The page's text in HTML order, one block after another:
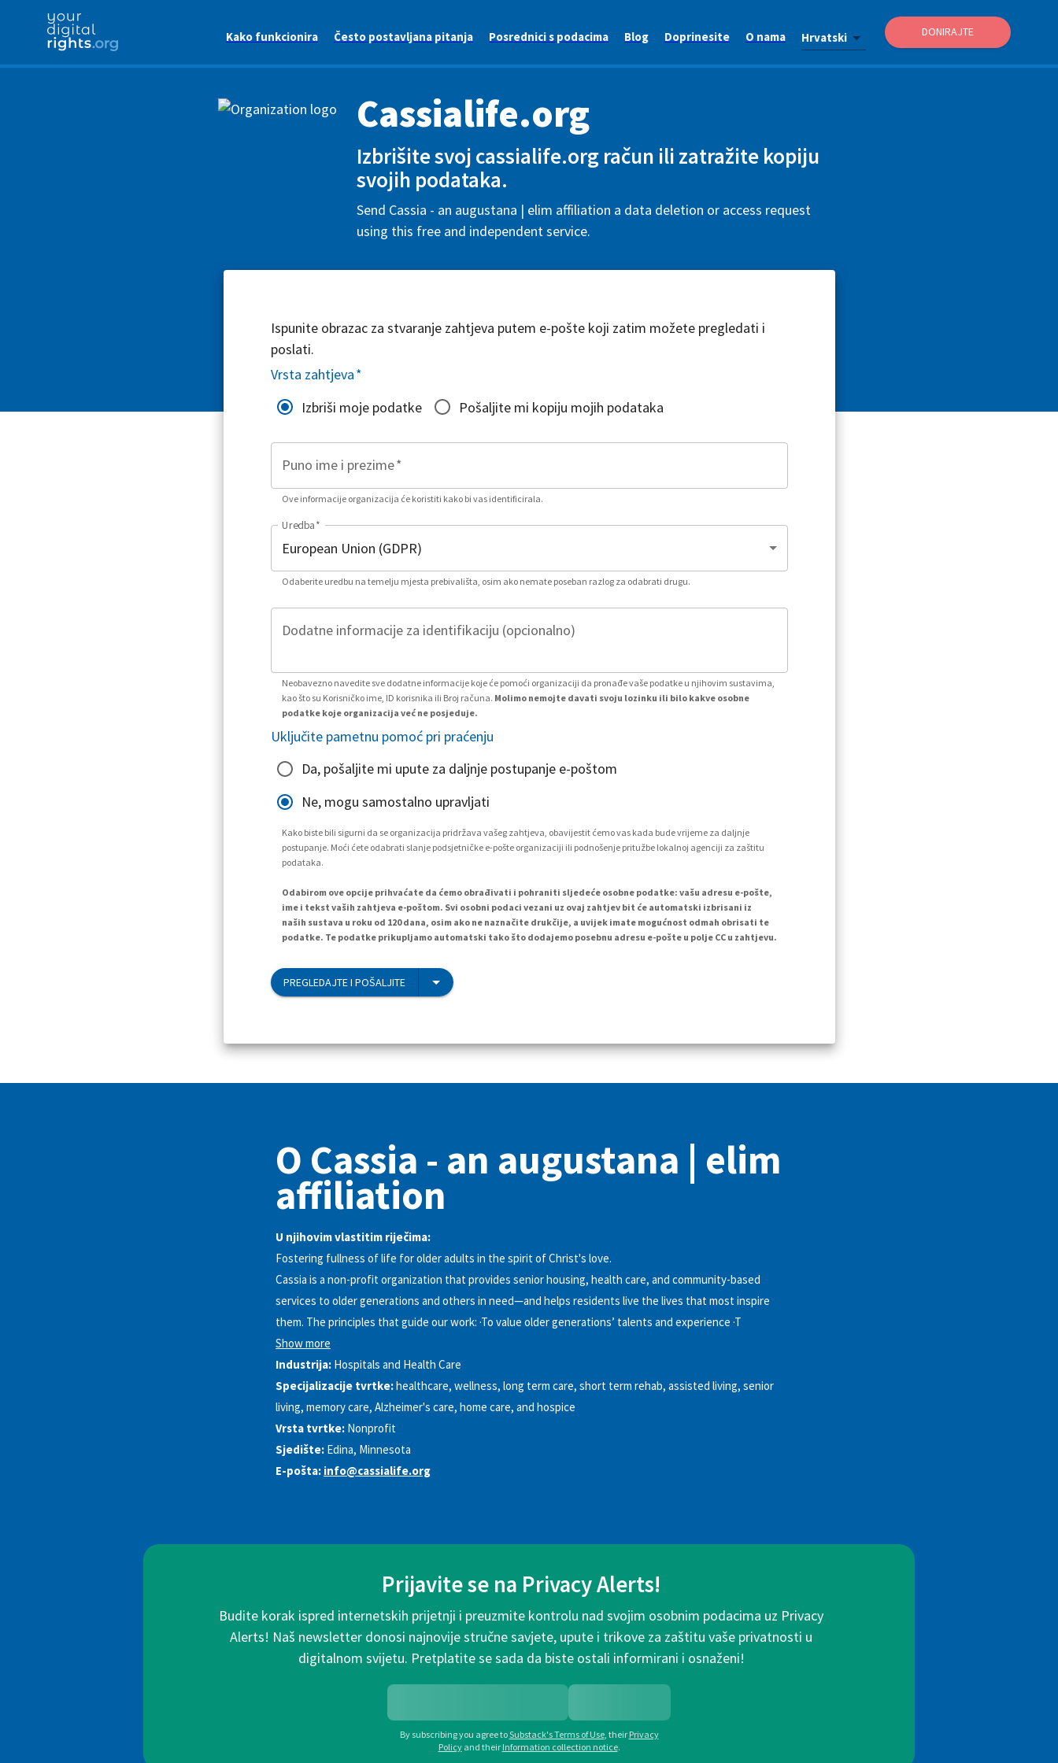
Kako funkcionira Često postavljana pitanja Posrednici s podacima Blog Doprinesite O nama Hrvatski DONIRAJTE
Cassialife.org
Izbrišite svoj cassialife.org račun ili zatražite kopiju
svojih podataka.
Send Cassia - an augustana | elim affiliation a data deletion or access request
using this free and independent service.
Ispunite obrazac za stvaranje zahtjeva putem e-pošte koji zatim možete pregledati i
poslati.
Vrsta zahtjeva*
Izbriši moje podatke
Pošaljite mi kopiju mojih podataka
Puno ime i prezime*
Ove informacije organizacija će koristiti kako bi vas identificirala.
Uredba*
Odaberite uredbu na temelju mjesta prebivališta, osim ako nemate poseban razlog za odabrati drugu.
Dodatne informacije za identifikaciju (opcionalno)
Neobavezno navedite sve dodatne informacije koje će pomoći organizaciji da pronađe vaše podatke u njihovim sustavima,
kao što su Korisničko ime, ID korisnika ili Broj računa. Molimo nemojte davati svoju lozinku ili bilo kakve osobne
podatke koje organizacija već ne posjeduje.
Uključite pametnu pomoć pri praćenju
Da, pošaljite mi upute za daljnje postupanje e-poštom
Ne, mogu samostalno upravljati
Kako biste bili sigurni da se organizacija pridržava vašeg zahtjeva, obavijestit ćemo vas kada bude vrijeme za daljnje
postupanje. Moći ćete odabrati slanje podsjetničke e-pošte organizaciji ili podnošenje pritužbe lokalnoj agenciji za zaštitu
podataka.
Odabirom ove opcije prihvaćate da ćemo obrađivati i pohraniti sljedeće osobne podatke: vašu adresu e-pošte,
ime i tekst vaših zahtjeva e-poštom. Svi osobni podaci vezani uz ovaj zahtjev bit će automatski izbrisani iz
naših sustava u roku od 120 dana, osim ako ne naznačite drukčije, a uvijek imate mogućnost odmah obrisati te
podatke. Te podatke prikupljamo automatski tako što dodajemo posebnu adresu e-pošte u polje CC u zahtjevu.
PREGLEDAJTE I POŠALJITE
O Cassia - an augustana | elim
affiliation
U njihovim vlastitim riječima:
Fostering fullness of life for older adults in the spirit of Christ's love.
Cassia is a non-profit organization that provides senior housing, health care, and community-based
services to older generations and others in need—and helps residents live the lives that most inspire
them. The principles that guide our work: ·To value older generations’ talents and experience ·T
Show more
Industrija: Hospitals and Health Care
Specijalizacije tvrtke:healthcare, wellness, long term care, short term rehab, assisted living, senior
living, memory care, Alzheimer's care, home care, and hospice
Vrsta tvrtke: Nonprofit
Sjedište: Edina, Minnesota
E-pošta: info@cassialife.org
Prijavite se na Privacy Alerts!
Budite korak ispred internetskih prijetnji i preuzmite kontrolu nad svojim osobnim podacima uz Privacy
Alerts! Naš newsletter donosi najnovije stručne savjete, upute i trikove za zaštitu vaše privatnosti u
digitalnom svijetu. Pretplatite se sada da biste ostali informirani i osnaženi!
By subscribing you agree toSubstack's Terms of Use, their Privacy
Policy and their Information collection notice.